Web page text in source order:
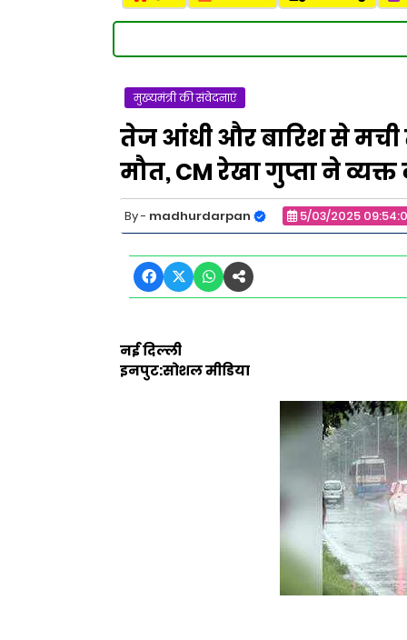
मुख्यमंत्री की संवेदनाएं
तेज आंधी और बारिश से मची
मौत, CM रेखा गुप्ता ने
madhurdarpan 5/03/2025
नई दिल्ली
इनपुट:सोशल मीडिया